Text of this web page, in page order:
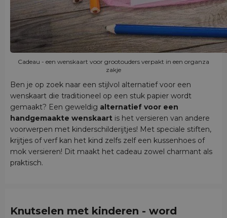
Cadeau - een wenskaart voor grootouders verpakt in een organza
zakje
Ben je op zoek naar een stijlvol alternatief voor een
wenskaart die traditioneel op een stuk papier wordt
gemaakt? Een geweldig alternatief voor een
handgemaakte wenskaart is het versieren van andere
voorwerpen met kinderschilderijtjes! Met speciale stiften,
krijtjes of verf kan het kind zelfs zelf een kussenhoes of
mok versieren! Dit maakt het cadeau zowel charmant als
praktisch.
Knutselen met kinderen - word